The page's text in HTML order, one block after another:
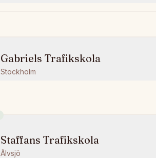
Gabriels Trafikskola
Stockholm
Staffans Trafikskola
Älvsjö